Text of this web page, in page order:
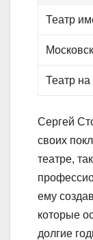
Театр
Театр
Сергей
своих
театре,
ему
которые
долгие